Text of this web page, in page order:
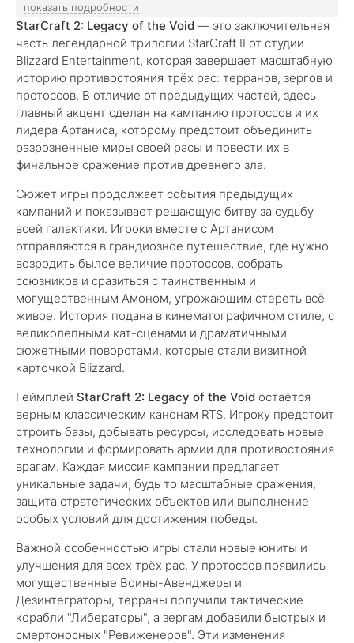
показать подробности
StarCraft 2: Legacy of the Void — это заключительная
часть легендарной трилогии StarCraft II от студии
Blizzard Entertainment, которая завершает масштабную
историю противостояния трёх рас: терранов, зергов и
протоссов. В отличие от предыдущих частей, здесь
главный акцент сделан на кампанию протоссов и их
лидера Артаниса, которому предстоит объединить
разрозненные миры своей расы и повести их в
финальное сражение против древнего зла.
Сюжет игры продолжает события предыдущих
кампаний и показывает решающую битву за судьбу
всей галактики. Игроки вместе с Артанисом
отправляются в грандиозное путешествие, где нужно
возродить былое величие протоссов, собрать
союзников и сразиться с таинственным и
могущественным Амоном, угрожающим стереть всё
живое. История подана в кинематографичном стиле, с
великолепными кат-сценами и драматичными
сюжетными поворотами, которые стали визитной
карточкой Blizzard.
Геймплей StarCraft 2: Legacy of the Void остаётся
верным классическим канонам RTS. Игроку предстоит
строить базы, добывать ресурсы, исследовать новые
технологии и формировать армии для противостояния
врагам. Каждая миссия кампании предлагает
уникальные задачи, будь то масштабные сражения,
защита стратегических объектов или выполнение
особых условий для достижения победы.
Важной особенностью игры стали новые юниты и
улучшения для всех трёх рас. У протоссов появились
могущественные Воины-Авенджеры и
Дезинтеграторы, терраны получили тактические
корабли "Либераторы", а зергам добавили быстрых и
смертоносных "Ревиженеров". Эти изменения